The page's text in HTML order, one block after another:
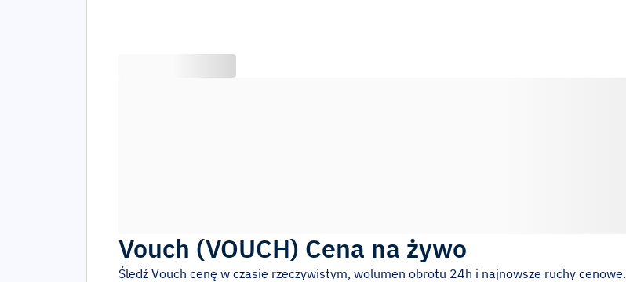
Vouch (VOUCH) Cena na żywo
Śledź Vouch cenę w czasie rzeczywistym, wolumen obrotu 24h i najnowsze ruchy cenowe.